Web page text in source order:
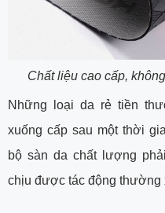
Chất liệu cao cấp,
Những loại da rẻ tiền
xuống cấp sau một thời
bộ sàn da chất lượng
chịu được tác động thường